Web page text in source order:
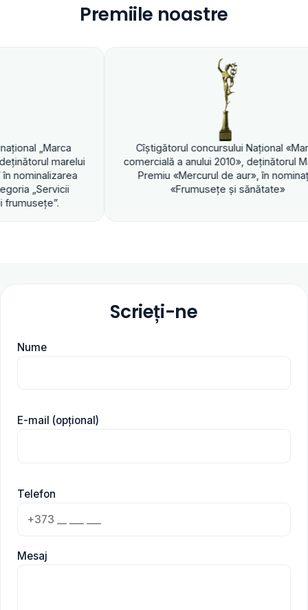
Premiile noastre
Cîştigătorul concursului Naţional «Marca
a anului 2010», deţinătorul Marelui
Premiu «Mercurul de aur», în nominaţia
«Frumuseţe şi sănătate»
comercială a
Premiu
Scrieți-ne
Nume
E-mail (opțional)
Telefon
Mesaj